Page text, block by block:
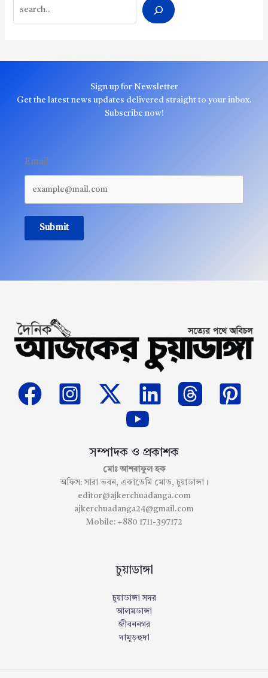
Sign up for Newsletter
Get the latest news updates delivered straight to your inbox.
Subscribe now!
Email
Submit
সম্পাদক ও প্রকাশক
মোঃ আশরাফুল হক
অফিস: সারা ভবন, একাডেমি মোড়, চুয়াডাঙ্গা।
editor@ajkerchuadanga.com
ajkerchuadanga24@gmail.com
Mobile: +880 1711-397172
চুয়াডাঙ্গা
চুয়াডাঙ্গা সদর
আলমডাঙ্গা
জীবননগর
দামুড়হুদা